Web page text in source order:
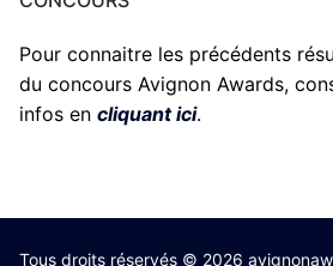
Pour connaitre les précédents
du concours Avignon Awards,
infos en cliquant ici.
Tous droits réservés © 2026